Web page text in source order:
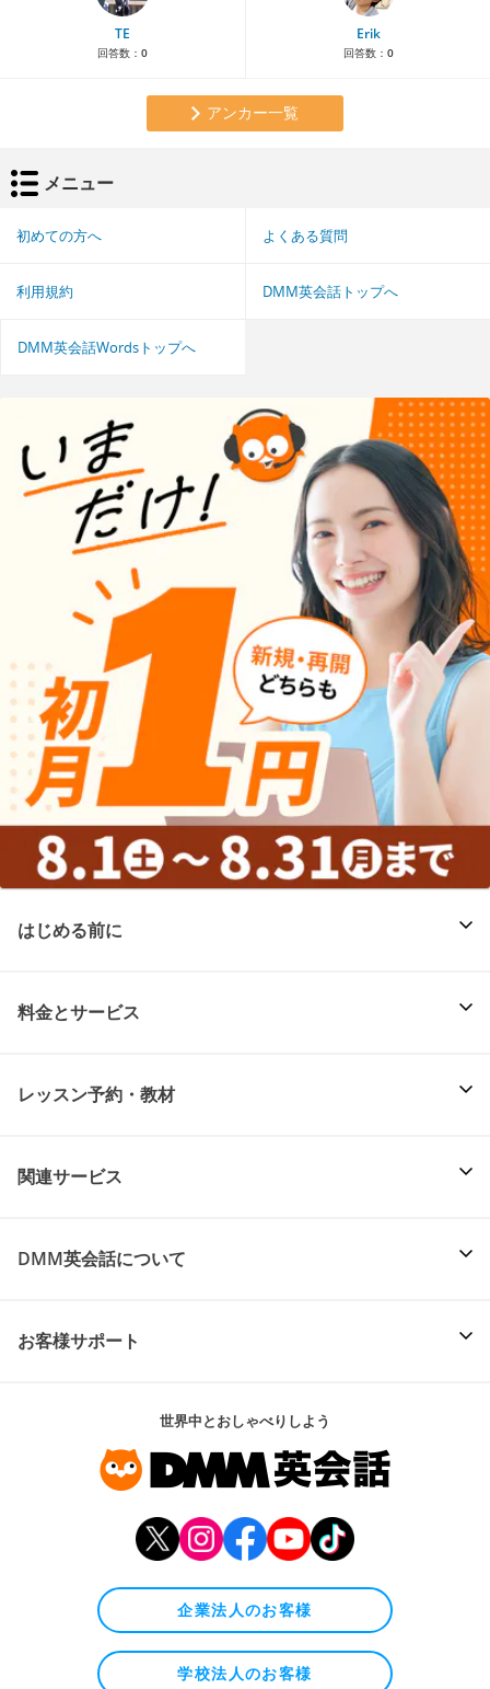
TE
回答数： 0
Erik
回答数： 0
アンカー一覧
メニュー
初めての方へ よくある質問
利用規約 DMM英会話トップへ
DMM英会話Wordsトップへ
はじめる前に
料金とサービス
レッスン予約・教材
関連サービス
DMM英会話について
お客様サポート
世界中とおしゃべりしよう
企業法人のお客様
学校法人のお客様